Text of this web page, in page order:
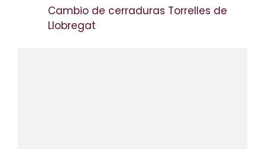
Cambio de cerraduras Torrelles de
Llobregat